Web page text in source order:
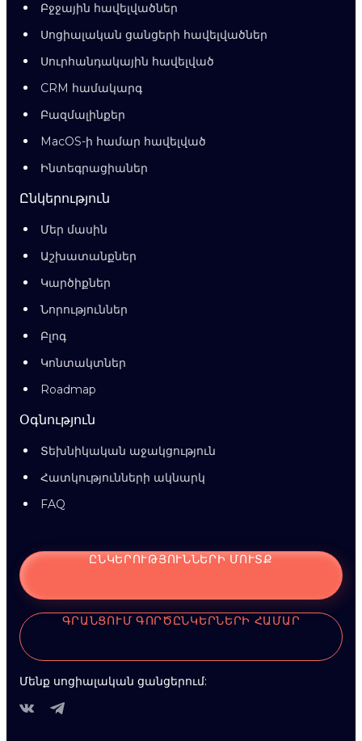
Բջջային հավելվածներ
Սոցիալական ցանցերի հավելվածներ
Սուրհանդակային հավելված
CRM համակարգ
Բազմալինքեր
MacOS-ի համար հավելված
Ինտեգրացիաներ
Ընկերություն
Մեր մասին
Աշխատանքներ
Կարծիքներ
Նորություններ
Բլոգ
Կոնտակտներ
Roadmap
Օգնություն
Տեխնիկական աջակցություն
Հատկությունների ակնարկ
FAQ
ԸՆԿԵՐՈՒԹՅՈՒՆՆԵՐԻ ՄՈՒՏՔ
ԳՐԱՆՑՈՒՄ ԳՈՐԾԸՆԿԵՐՆԵՐԻ ՀԱՄԱՐ
Մենք սոցիալական ցանցերում: